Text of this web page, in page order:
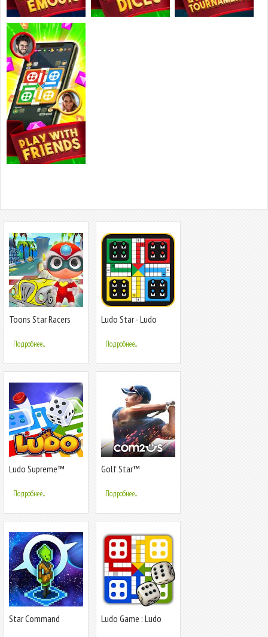
Toons Star Racers
Подробнее...
Ludo Star - Ludo
Подробнее...
Ludo Supreme™
Подробнее...
Golf Star™
Подробнее...
Star Command
Ludo Game : Ludo